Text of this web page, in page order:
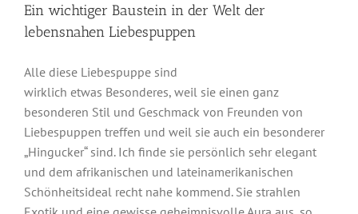
Ein wichtiger Baustein in der Welt der
lebensnahen Liebespuppen
Alle diese Liebespuppe sind
wirklich etwas Besonderes, weil sie einen ganz
besonderen Stil und Geschmack von Freunden von
Liebespuppen treffen und weil sie auch ein besonderer
„Hingucker“ sind. Ich finde sie persönlich sehr elegant
und dem afrikanischen und lateinamerikanischen
Schönheitsideal recht nahe kommend. Sie strahlen